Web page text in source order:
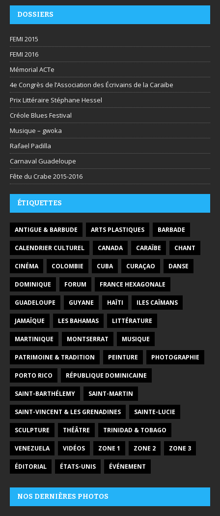
DOSSIERS
FEMI 2015
FEMI 2016
Mémorial ACTe
4e Congrès de l’Association des Écrivains de la Caraïbe
Prix Littéraire Stéphane Hessel
Créole Blues Festival
Musique – gwoka
Rafael Padilla
Carnaval Guadeloupe
Fête du Crabe 2015-2016
ÉTIQUETTES
ANTIGUE & BARBUDE ARTS PLASTIQUES BARBADE
CALENDRIER CULTUREL CANADA CARAÏBE CHANT
CINÉMA COLOMBIE CUBA CURAÇAO DANSE
DOMINIQUE FORUM FRANCE HEXAGONALE
GUADELOUPE GUYANE HAÏTI ILES CAÏMANS
JAMAÏQUE LES BAHAMAS LITTÉRATURE
MARTINIQUE MONTSERRAT MUSIQUE
PATRIMOINE & TRADITION PEINTURE PHOTOGRAPHIE
PORTO RICO RÉPUBLIQUE DOMINICAINE
SAINT-BARTHÉLEMY SAINT-MARTIN
SAINT-VINCENT & LES GRENADINES SAINTE-LUCIE
SCULPTURE THÉÂTRE TRINIDAD & TOBAGO
VENEZUELA VIDÉOS ZONE 1 ZONE 2 ZONE 3
ÉDITORIAL ÉTATS-UNIS ÉVÉNEMENT
NOS DERNIÈRES PHOTOS